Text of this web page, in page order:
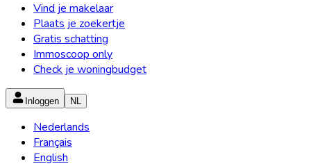
Vind je makelaar
Plaats je zoekertje
Gratis schatting
Immoscoop only
Check je woningbudget
Inloggen NL
Nederlands
Français
English